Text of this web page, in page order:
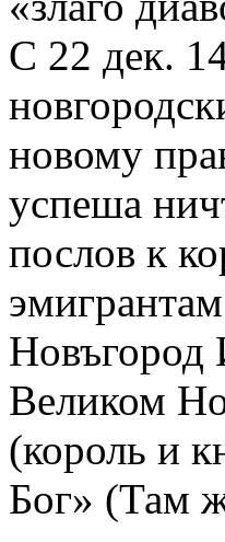
С 22 дек.
новому
успеша
послов к
Новъгород
Великом
(король и
Бог» (Там